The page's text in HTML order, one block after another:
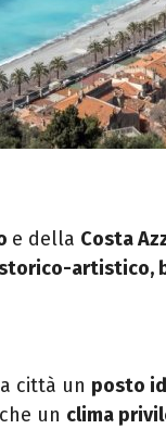
e della Costa
artistico,
città un posto
un clima